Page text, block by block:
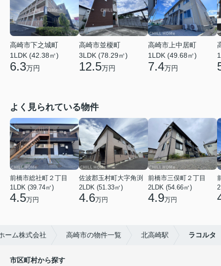
高崎市下之城町
1LDK (42.38㎡)
6.3万円
高崎市並榎町
3LDK (78.29㎡)
12.5万円
高崎市上中居町
1LDK (49.68㎡)
7.4万円
よく見られている物件
前橋市総社町２丁目
1LDK (39.74㎡)
4.5万円
佐波郡玉村町大字角渕
2LDK (51.33㎡)
4.6万円
前橋市三俣町２丁目
2LDK (54.66㎡)
4.9万円
ーム株式会社 高崎市の物件一覧 北高崎駅 ラコルタ
市区町村から探す